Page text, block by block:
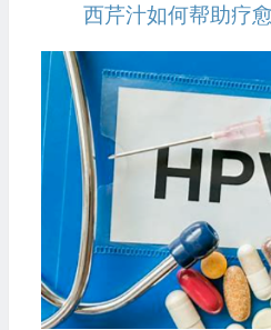
西芹汁如何帮助疗